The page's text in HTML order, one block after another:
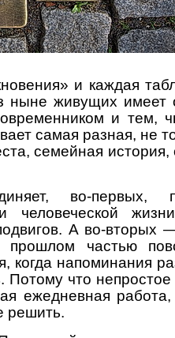
и каждая
ныне живущих
и тем,
самая разная, не
семейная
во-первых,
человеческой
А во-вторых
прошлом частью
когда напоминания
Потому что
ежедневная
решить.